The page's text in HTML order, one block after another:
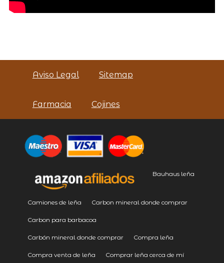
Aviso Legal Sitemap
Farmacia Cojines
Bauhaus leña
Camiones de leña Carbon mineral donde comprar
Carbon para barbacoa
Carbón mineral donde comprar Compra leña
Compra venta de leña Comprar leña cerca de mí